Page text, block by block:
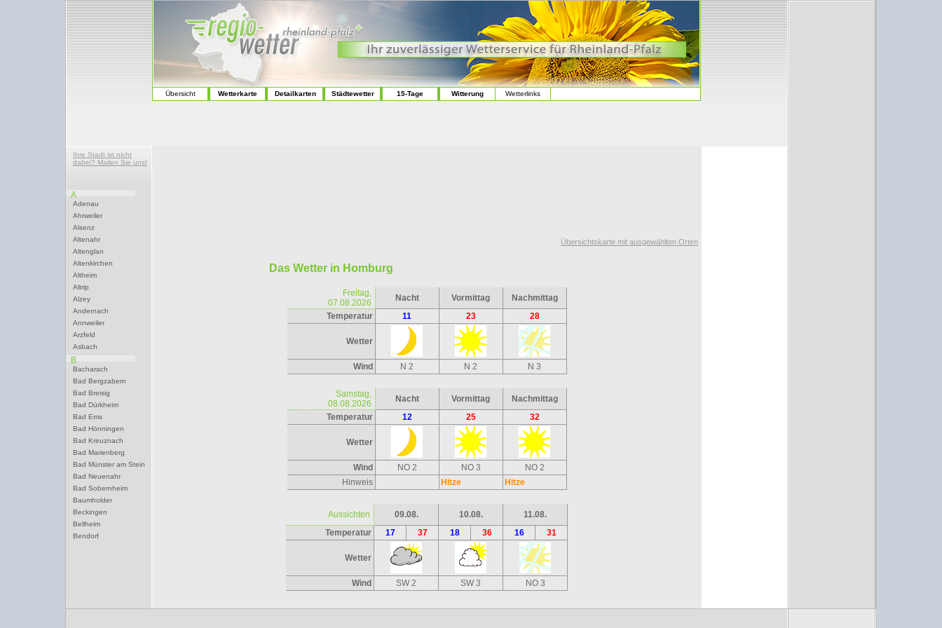
Übersicht Wetterkarte Detailkarten Städtewetter 15-Tage Witterung Wetterlinks
Ihre Stadt ist nicht
dabei? Mailen Sie uns!
A
Adenau
Ahrweiler
Alsenz
Altenahr
Altenglan
Altenkirchen
Altheim
Altrip
Alzey
Andernach
Annweiler
Arzfeld
Asbach
B
Bacharach
Bad Bergzabern
Bad Breisig
Bad Dürkheim
Bad Ems
Bad Hönningen
Bad Kreuznach
Bad Marienberg
Bad Münster am Stein
Bad Neuenahr
Bad Sobernheim
Baumholder
Beckingen
Bellheim
Bendorf
Birkenfeld
Übersichtskarte mit ausgewählten Orten
Das Wetter in Homburg
Freitag,
07.08.2026
Nacht Vormittag
Nachmittag
Temperatur
11 23 28
Wetter
Wind N 2 N 2 N 3
Samstag,
08.08.2026
Nacht Vormittag
Nachmittag
Temperatur
12 25 32
Wetter
Wind NO 2 NO 3
NO 2
Hinweis
Hitze Hitze
Aussichten 09.08. 10.08.
11.08.
Temperatur
17 37 18 36 16 31
Wetter
Wind SW 2 SW 3 NO 3